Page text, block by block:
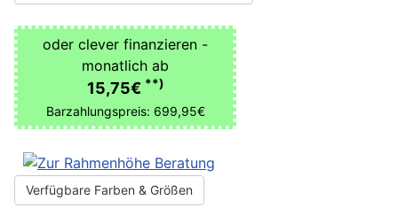
oder clever finanzieren -
monatlich ab
15,75€ **)
Barzahlungspreis: 699,95€
Verfügbare Farben & Größen